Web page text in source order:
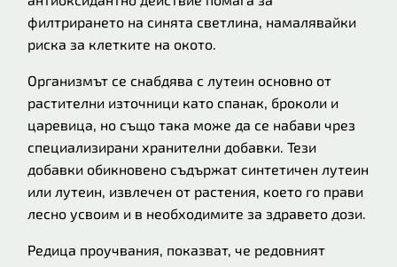
филтрирането на синята светлина, намалявайки
риска за клетките на окото.
Организмът се снабдява с лутеин основно от
растителни източници като спанак, броколи и
царевица, но също така може да се набави чрез
специализирани хранителни добавки. Тези
добавки обикновено съдържат синтетичен лутеин
или лутеин, извлечен от растения, което го прави
лесно усвоим и в необходимите за здравето дози.
Редица проучвания, показват, че редовният